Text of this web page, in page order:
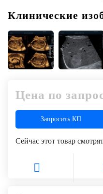
Клинические
Цена по
Запросить КП
Сейчас этот товар